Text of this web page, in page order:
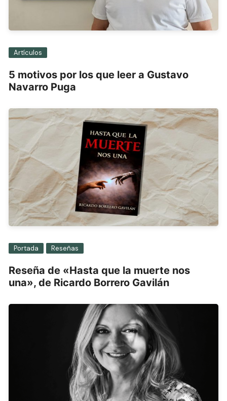
Artículos
5 motivos por los que leer a Gustavo
Navarro Puga
Portada Reseñas
Reseña de «Hasta que la muerte nos
una», de Ricardo Borrero Gavilán